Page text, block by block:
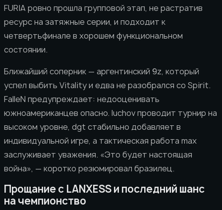
FURIA ровно прошла групповой этап, не растратив
ресурс на затяжные серии, и подходит к
четвертьфинале в хорошем функциональном
состоянии.
Ближайший соперник — аргентинский 9z, который
успел выбить Vitality и едва не разобрался со Spirit.
FalleN предупреждает: недооценивать
южноамериканцев опасно. luchov проводит турнир на
высоком уровне, dgt стабильно добавляет в
индивидуальной игре, а тактическая работа max
заслуживает уважения. «Это будет настоящая
война», — коротко резюмировал бразилец.
Прощание с LANXESS и последний шанс
на чемпионство